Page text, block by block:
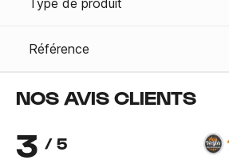
Type de produit
Référence
NOS AVIS CLIENTS
3 / 5